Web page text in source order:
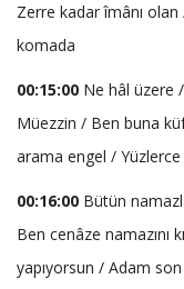
Zerre kadar îmânı
komada
00:15:00 Ne hâl üzere
Müezzin / Ben buna
arama engel /
00:16:00 Bütün
Ben cenâze
yapıyorsun / Adam